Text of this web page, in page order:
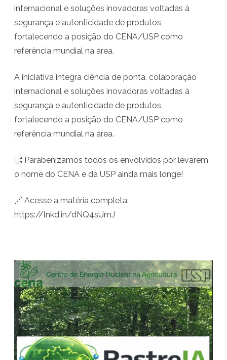
r
.
l
i
e
A
.
d
e
N
a
internacional e soluções inovadoras voltadas à
segurança e autenticidade de produtos,
fortalecendo a posição do CENA/USP como
referência mundial na área.
A iniciativa integra ciência de ponta, colaboração
internacional e soluções inovadoras voltadas à
segurança e autenticidade de produtos,
fortalecendo a posição do CENA/USP como
referência mundial na área.
👏 Parabenizamos todos os envolvidos por levarem
o nome do CENA e da USP ainda mais longe!
🔗 Acesse a matéria completa:
https://lnkd.in/dNQ4sUmJ
T
o
a
d
o
r